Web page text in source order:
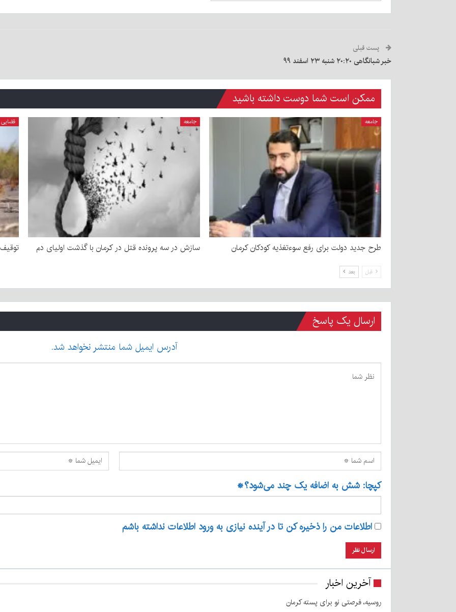
پست قبلی
خبر شبانگاهی ٢۰:٢٠ ‌شنبه ۲۳ اسفند ۹۹
ممکن است شما دوست داشته باشید
جامعه
طرح جدید دولت برای رفع سوءتغذیه کودکان کرمان
جامعه
سازش در سه پرونده قتل در کرمان با گذشت اولیای دم
قضایی
توقیف ۷ تن چوب قاچاق تاغ در
قبل بعد
ارسال یک پاسخ
آدرس ایمیل شما منتشر نخواهد شد.
کپچا: شش به اضافه یک چند می‌شود؟*
اطلاعات من را ذخیره کن تا در آینده نیازی به ورود اطلاعات نداشته باشم
آخرین اخبار
روسیه، فرصتی نو برای پسته کرمان